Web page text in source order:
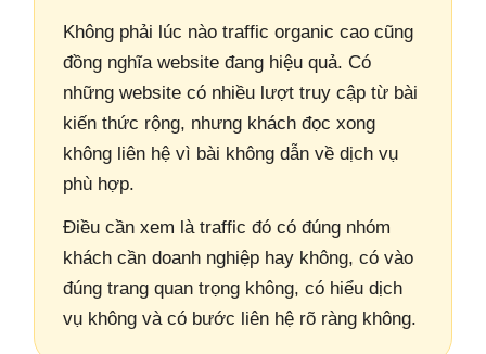
Không phải lúc nào traffic organic cao cũng
đồng nghĩa website đang hiệu quả. Có
những website có nhiều lượt truy cập từ bài
kiến thức rộng, nhưng khách đọc xong
không liên hệ vì bài không dẫn về dịch vụ
phù hợp.
Điều cần xem là traffic đó có đúng nhóm
khách cần doanh nghiệp hay không, có vào
đúng trang quan trọng không, có hiểu dịch
vụ không và có bước liên hệ rõ ràng không.